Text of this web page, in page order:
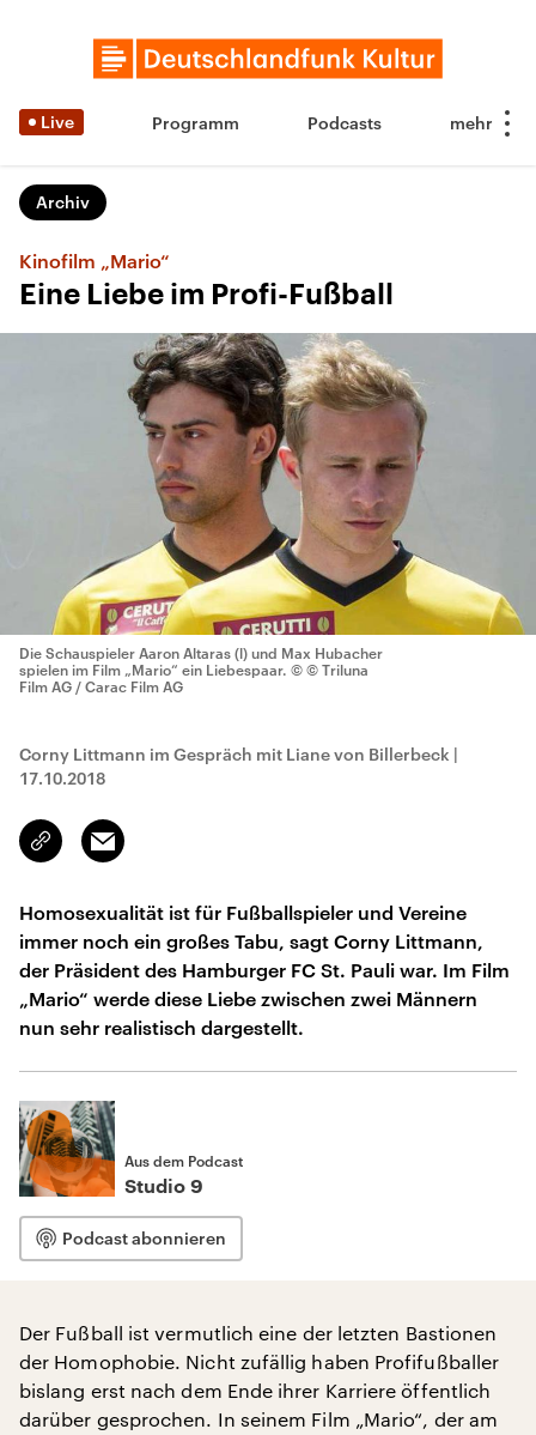
Live Programm Podcasts
Archiv
Kinofilm „Mario“
Eine Liebe im Profi-Fußball
Die Schauspieler Aaron Altaras (l) und Max Hubacher
spielen im Film „Mario“ ein Liebespaar. © © Triluna
Film AG / Carac Film AG
Corny Littmann im Gespräch mit Liane von Billerbeck |
17.10.2018
Link
kopieren/teilen
Email
Homosexualität ist für Fußballspieler und Vereine
immer noch ein großes Tabu, sagt Corny Littmann,
der Präsident des Hamburger FC St. Pauli war. Im Film
„Mario“ werde diese Liebe zwischen zwei Männern
nun sehr realistisch dargestellt.
Aus dem Podcast
Studio 9
Podcast abonnieren
Der Fußball ist vermutlich eine der letzten Bastionen
der Homophobie. Nicht zufällig haben Profifußballer
bislang erst nach dem Ende ihrer Karriere öffentlich
darüber gesprochen. In seinem Film „Mario“, der am